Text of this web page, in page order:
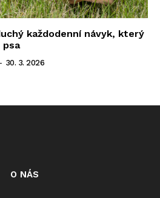
každodenní návyk, který
psa
- 30. 3. 2026
O NÁS